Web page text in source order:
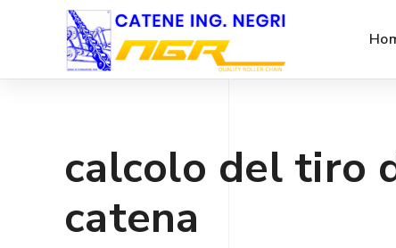
calcolo del tiro
catena